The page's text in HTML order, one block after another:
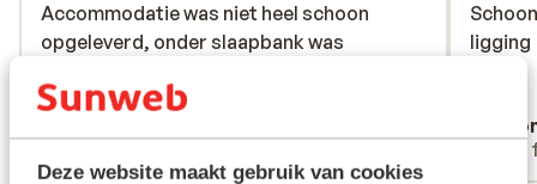
Deze website maakt gebruik van cookies
Accommodatie was niet heel schoon
opgeleverd, onder slaapbank was
pleister en verdroogde paprika
Accommodatie was niet heel schoon
opgeleverd, onder slaapbank was
pleister en verdroogde paprika
ligging
ligging